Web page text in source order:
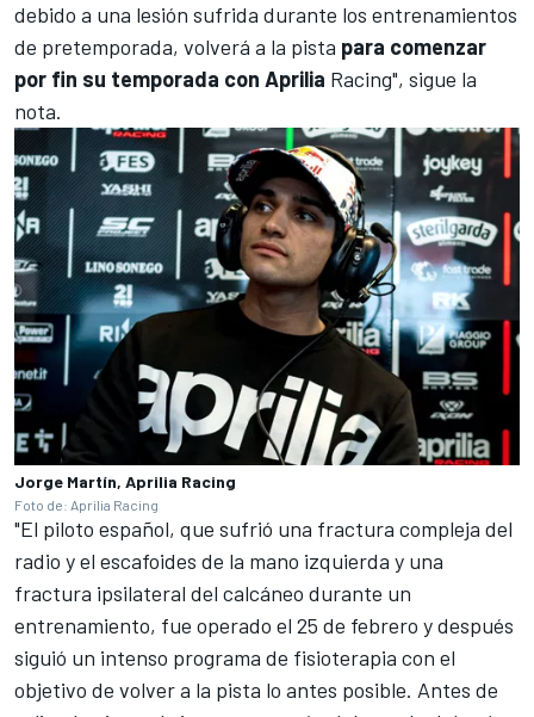
debido a una lesión sufrida durante los entrenamientos
de pretemporada, volverá a la pista para comenzar
por fin su temporada con Aprilia Racing", sigue la
nota.
Jorge Martín, Aprilia Racing
Foto de: Aprilia Racing
"El piloto español, que sufrió una fractura compleja del
radio y el escafoides de la mano izquierda y una
fractura ipsilateral del calcáneo durante un
entrenamiento, fue operado el 25 de febrero y después
siguió un intenso programa de fisioterapia con el
objetivo de volver a la pista lo antes posible. Antes de